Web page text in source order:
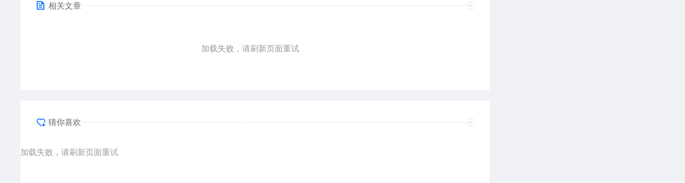
相关文章
加载失败，请刷新页面重试
猜你喜欢
加载失败，请刷新页面重试